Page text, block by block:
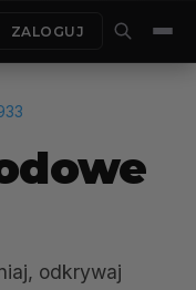
ZALOGUJ
odkrywaj